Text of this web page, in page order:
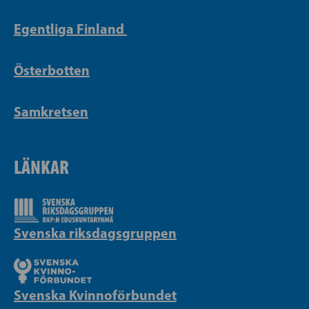
Egentliga Finland
Österbotten
Samkretsen
LÄNKAR
Svenska riksdagsgruppen
Svenska Kvinnoförbundet